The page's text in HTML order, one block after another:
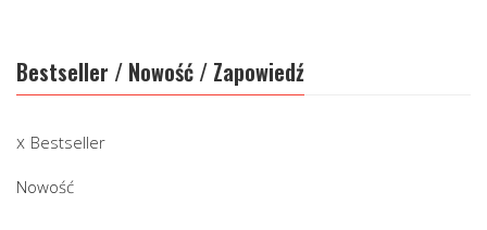
Bestseller / Nowość / Zapowiedź
Bestseller
Nowość